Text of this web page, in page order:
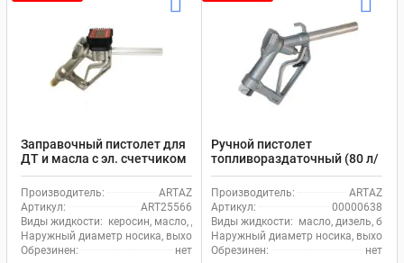
Заправочный пистолет для
ДТ и масла с эл. счетчиком
Производитель:
ARTAZ
Артикул:
ART25566
Виды жидкости: керосин, масло, дизель
Наружный диаметр носика, выходное отверстие (излив), мм: 25
Обрезинен:
нет
Ручной пистолет
топливораздаточный (80 л/
мин, BSPT 1")
Производитель:
ARTAZ
Артикул:
00000638
Виды жидкости: масло, дизель,
Наружный диаметр носика,
Обрезинен:
нет